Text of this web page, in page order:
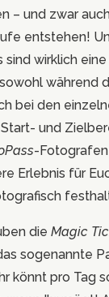
– und zwar
entstehen!
sind wirklich
während
bei den
und
-
Erlebnis für
die Magic
sogenannte
könnt pro Tag